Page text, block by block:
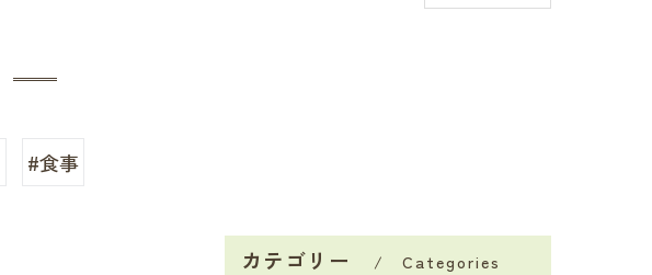
#食事
カテゴリー Categories